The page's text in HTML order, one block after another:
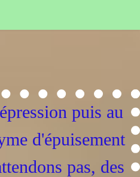
puis au
d'épuisement
pas, des